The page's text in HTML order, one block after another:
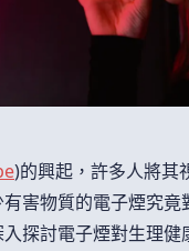
)的興起，許多人將其
害物質的電子煙究竟
探討電子煙對生理健